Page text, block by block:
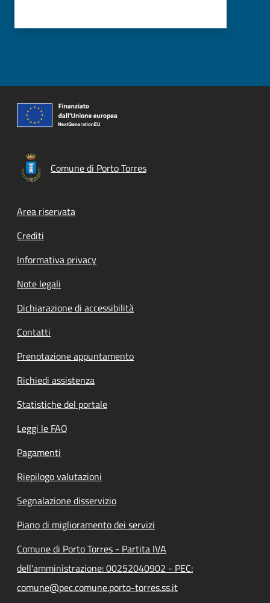
Comune di Porto Torres
Footer menu
Area riservata
Crediti
Informativa privacy
Note legali
Dichiarazione di accessibilità
Contatti
Prenotazione appuntamento
Richiedi assistenza
Statistiche del portale
Leggi le FAQ
Pagamenti
Riepilogo valutazioni
Segnalazione disservizio
Piano di miglioramento dei servizi
Comune di Porto Torres - Partita IVA
dell'amministrazione: 00252040902 - PEC:
comune@pec.comune.porto-torres.ss.it